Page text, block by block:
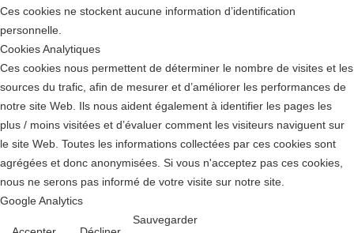
Ces cookies ne stockent aucune information d’identification
personnelle.
Cookies Analytiques
Ces cookies nous permettent de déterminer le nombre de visites et les
sources du trafic, afin de mesurer et d’améliorer les performances de
notre site Web. Ils nous aident également à identifier les pages les
plus / moins visitées et d’évaluer comment les visiteurs naviguent sur
le site Web. Toutes les informations collectées par ces cookies sont
agrégées et donc anonymisées. Si vous n'acceptez pas ces cookies,
nous ne serons pas informé de votre visite sur notre site.
Google Analytics
Sauvegarder